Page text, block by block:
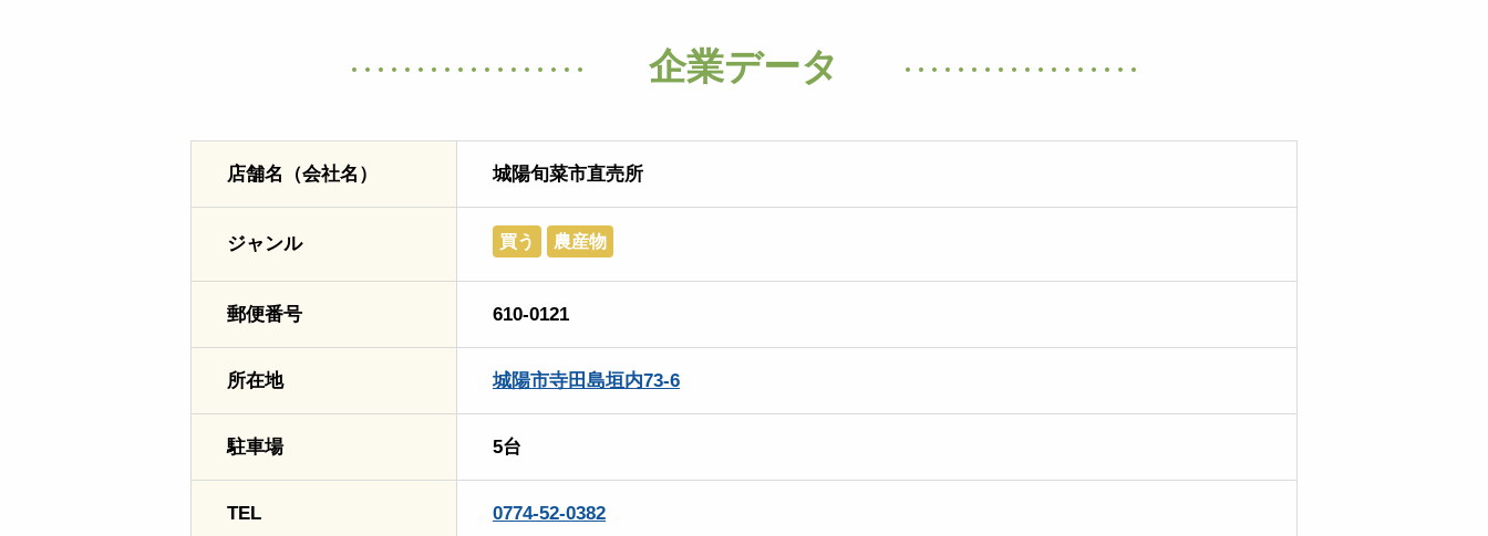
企業データ
店舗名（会社名） 城陽旬菜市直売所
ジャンル 買う 農産物
郵便番号 610-0121
所在地 城陽市寺田島垣内73-6
駐車場 5台
TEL 0774-52-0382